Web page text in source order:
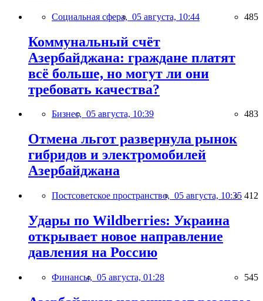
Социальная сфера, 05 августа, 10:44 485
Коммунальный счёт
Азербайджана: граждане платят
всё больше, но могут ли они
требовать качества?
Бизнес, 05 августа, 10:39 483
Отмена льгот развернула рынок
гибридов и электромобилей
Азербайджана
Постсоветское пространство, 05 августа, 10:35 412
Удары по Wildberries: Украина
открывает новое направление
давления на Россию
Финансы, 05 августа, 01:28 545